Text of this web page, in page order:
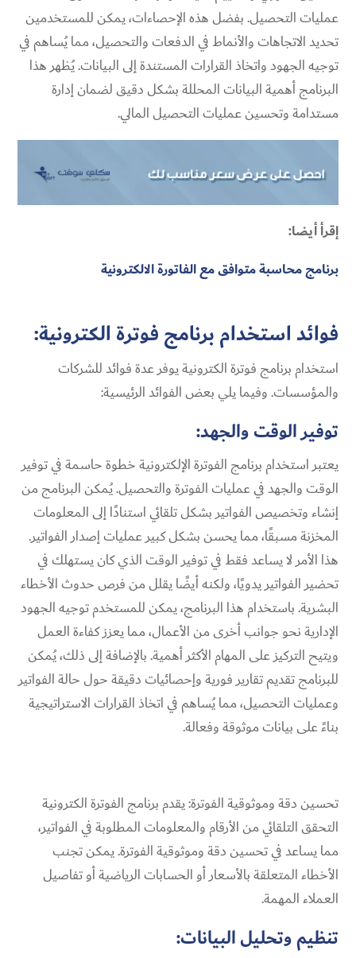
عمليات التحصيل. بفضل هذه الإحصاءات، يمكن للمستخدمين
تحديد الاتجاهات والأنماط في الدفعات والتحصيل، مما يُساهم في
توجيه الجهود واتخاذ القرارات المستندة إلى البيانات. يُظهر هذا
البرنامج أهمية البيانات المحللة بشكل دقيق لضمان إدارة
مستدامة وتحسين عمليات التحصيل المالي.
إقرأ أيضا:
برنامج محاسبة متوافق مع الفاتورة الالكترونية
فوائد استخدام برنامج فوترة الكترونية:
استخدام برنامج فوترة الكترونية يوفر عدة فوائد للشركات
والمؤسسات. وفيما يلي بعض الفوائد الرئيسية:
توفير الوقت والجهد:
يعتبر استخدام برنامج الفوترة الإلكترونية خطوة حاسمة في توفير
الوقت والجهد في عمليات الفوترة والتحصيل. يُمكن البرنامج من
إنشاء وتخصيص الفواتير بشكل تلقائي استنادًا إلى المعلومات
المخزنة مسبقًا، مما يحسن بشكل كبير عمليات إصدار الفواتير.
هذا الأمر لا يساعد فقط في توفير الوقت الذي كان يستهلك في
تحضير الفواتير يدويًا، ولكنه أيضًا يقلل من فرص حدوث الأخطاء
البشرية. باستخدام هذا البرنامج، يمكن للمستخدم توجيه الجهود
الإدارية نحو جوانب أخرى من الأعمال، مما يعزز كفاءة العمل
ويتيح التركيز على المهام الأكثر أهمية. بالإضافة إلى ذلك، يُمكن
للبرنامج تقديم تقارير فورية وإحصائيات دقيقة حول حالة الفواتير
وعمليات التحصيل، مما يُساهم في اتخاذ القرارات الاستراتيجية
بناءً على بيانات موثوقة وفعالة.
تحسين دقة وموثوقية الفوترة: يقدم برنامج الفوترة الكترونية
التحقق التلقائي من الأرقام والمعلومات المطلوبة في الفواتير،
مما يساعد في تحسين دقة وموثوقية الفوترة. يمكن تجنب
الأخطاء المتعلقة بالأسعار أو الحسابات الرياضية أو تفاصيل
العملاء المهمة.
تنظيم وتحليل البيانات: